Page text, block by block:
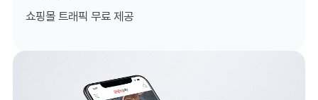
쇼핑몰 트래픽 무료 제공